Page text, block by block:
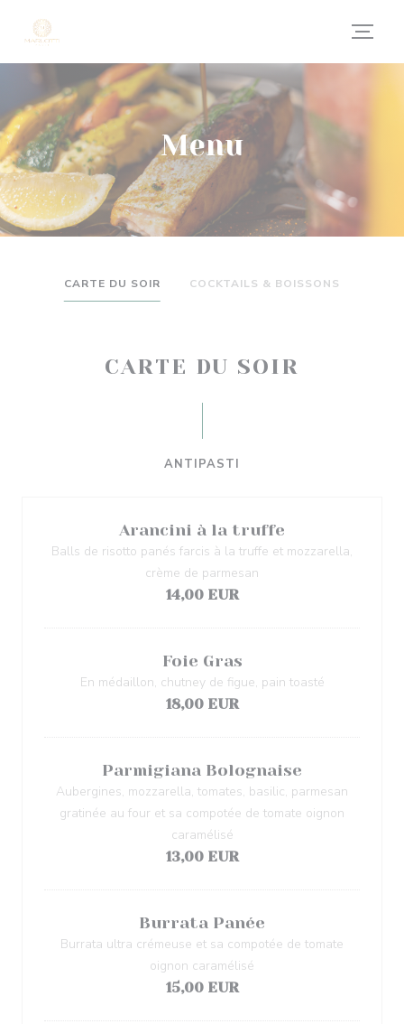
Menu
CARTE DU SOIR COCKTAILS & BOISSONS
CARTE DU SOIR
ANTIPASTI
Arancini à la truffe
Balls de risotto panés farcis à la truffe et mozzarella,
crème de parmesan
14,00 EUR
Foie Gras
En médaillon, chutney de figue, pain toasté
18,00 EUR
Parmigiana Bolognaise
Aubergines, mozzarella, tomates, basilic, parmesan
gratinée au four et sa compotée de tomate oignon
caramélisé
13,00 EUR
Burrata Panée
Burrata ultra crémeuse et sa compotée de tomate
oignon caramélisé
15,00 EUR